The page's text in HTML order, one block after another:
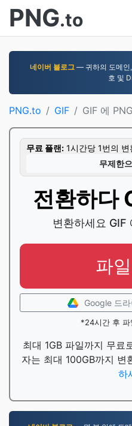
PNG.to
네이버 블로그 — 귀하의 도메인
호 및
PNG.to GIF GIF 에 PNG
무료 플랜: 1시간당 1번의
무제한
전환하다
변환하세요 GIF
파
Google 드
*24시간 후 파
최대 1GB 파일까지 무료
자는 최대 100GB까지 변
하